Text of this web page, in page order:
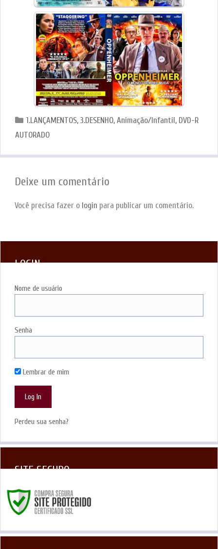
Categorias
1.LANÇAMENTOS,3.DESENHO,Animação/Infantil, DVD-R
AUTORADO
Deixe um comentário
Você precisa fazer o login para publicar um comentário.
LOGIN
Nome de usuário
Senha
Lembrar de mim
Perdeu sua senha?
SITE SEGURO